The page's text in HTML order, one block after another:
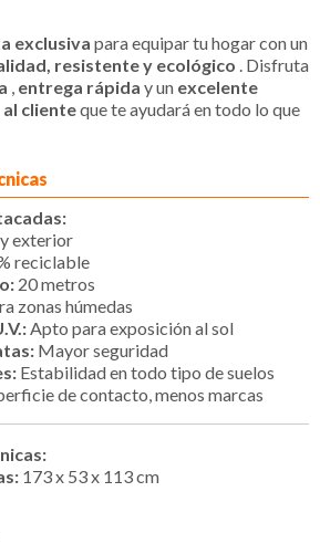
exclusiva para equipar tu hogar con un
resistente y ecológico . Disfruta
, entrega rápida y un excelente
clienteque te ayudará en todo lo que
exterior
reciclable
20 metros
zonas húmedas
Apto para exposición al sol
Mayor seguridad
Estabilidad en todo tipo de suelos
de contacto, menos marcas
173 x 53 x 113 cm